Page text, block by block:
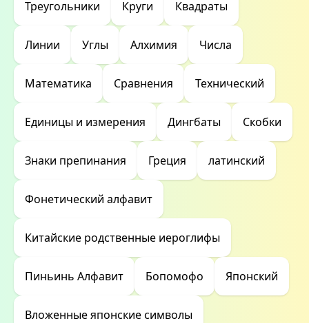
Треугольники Круги Квадраты
Линии Углы Алхимия Числа
Математика Сравнения Технический
Единицы и измерения Дингбаты Скобки
Знаки препинания Греция латинский
Фонетический алфавит
Китайские родственные иероглифы
Пиньинь Алфавит Бопомофо Японский
Вложенные японские символы